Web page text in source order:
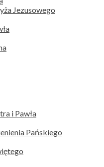
Jezusowego
i Pawła
Pańskiego